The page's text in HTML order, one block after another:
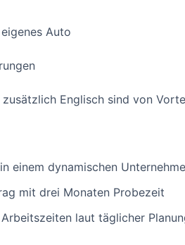
Auto
Englisch sind von
einem dynamischen
mit drei Monaten Probezeit
laut täglicher